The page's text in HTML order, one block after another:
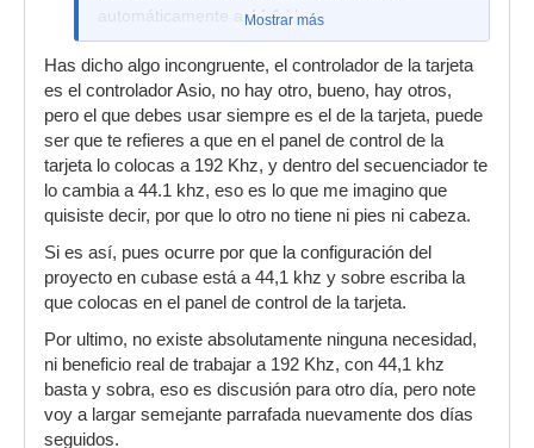
automáticamente a 44.1 khz
Mostrar más
Has dicho algo incongruente, el controlador de la tarjeta
es el controlador Asio, no hay otro, bueno, hay otros,
pero el que debes usar siempre es el de la tarjeta, puede
ser que te refieres a que en el panel de control de la
tarjeta lo colocas a 192 Khz, y dentro del secuenciador te
lo cambia a 44.1 khz, eso es lo que me imagino que
quisiste decir, por que lo otro no tiene ni pies ni cabeza.
Si es así, pues ocurre por que la configuración del
proyecto en cubase está a 44,1 khz y sobre escriba la
que colocas en el panel de control de la tarjeta.
Por ultimo, no existe absolutamente ninguna necesidad,
ni beneficio real de trabajar a 192 Khz, con 44,1 khz
basta y sobra, eso es discusión para otro día, pero note
voy a largar semejante parrafada nuevamente dos días
seguidos.